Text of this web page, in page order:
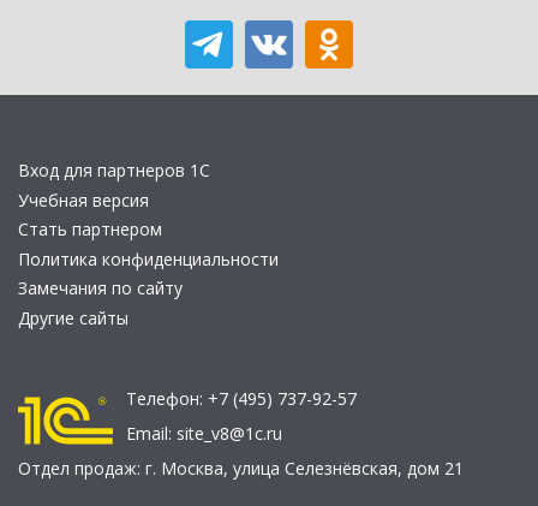
Вход для партнеров 1С
Учебная версия
Стать партнером
Политика конфиденциальности
Замечания по сайту
Другие сайты
Телефон: +7 (495) 737-92-57
Email: site_v8@1c.ru
Отдел продаж: г. Москва, улица Селезнёвская, дом 21